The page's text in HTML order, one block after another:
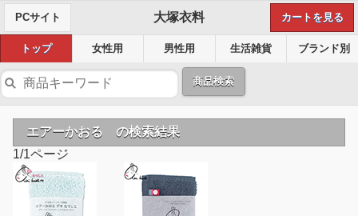
PCサイト 大塚衣料 カートを見る
トップ 女性用 男性用 生活雑貨 ブランド別
商品検索
エアーかおる の検索結果
1/1ページ